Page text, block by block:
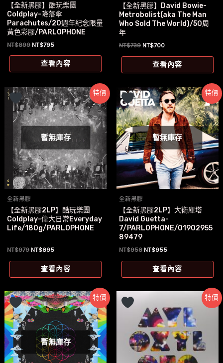
【全新黑膠】酷玩樂團
Coldplay-降落傘
Parachutes/20週年紀念限量
黃色彩膠/PARLOPHONE
NT$899 原
格：
NT$795目
價
格：
查看內容
【全新黑膠】David Bowie-
Metrobolist(aka The Man
Who Sold The World)/50周
年
NT$739 原
格：
NT$700目
價
格：
查看內容
特價
暫無庫存
全新黑膠
【全新黑膠2LP】酷玩樂團
Coldplay-偉大日常Everyday
Life/180g/PARLOPHONE
NT$979 原
格：
NT$895目
價
格：
查看內容
特價
暫無庫存
全新黑膠
【全新黑膠2LP】大衛庫塔
David Guetta-
7/PARLOPHONE/01902955
89479
NT$958 原
格：
NT$955目
價
格：
查看內容
特價
暫無庫存
特價